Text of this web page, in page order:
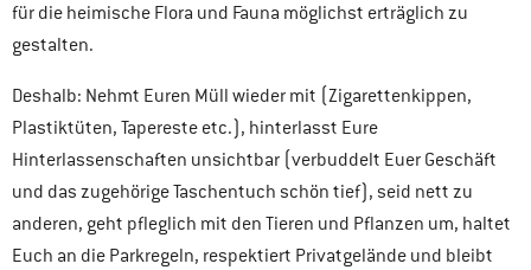
für die heimische Flora und Fauna möglichst erträglich zu
gestalten.
Deshalb: Nehmt Euren Müll wieder mit (Zigarettenkippen,
Plastiktüten, Tapereste etc.), hinterlasst Eure
Hinterlassenschaften unsichtbar (verbuddelt Euer Geschäft
und das zugehörige Taschentuch schön tief), seid nett zu
anderen, geht pfleglich mit den Tieren und Pflanzen um, haltet
Euch an die Parkregeln, respektiert Privatgelände und bleibt